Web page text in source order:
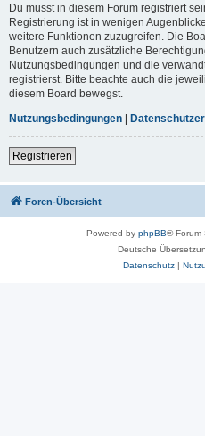
Du musst in diesem Forum registriert
Registrierung ist in wenigen
weitere Funktionen zuzugreifen. Die
Benutzern auch zusätzliche
Nutzungsbedingungen und die
registrierst. Bitte beachte auch die
diesem Board bewegst.
Nutzungsbedingungen |
Registrieren
Foren-Übersicht
Powered by phpBB® Forum
Deutsche
Datenschutz|